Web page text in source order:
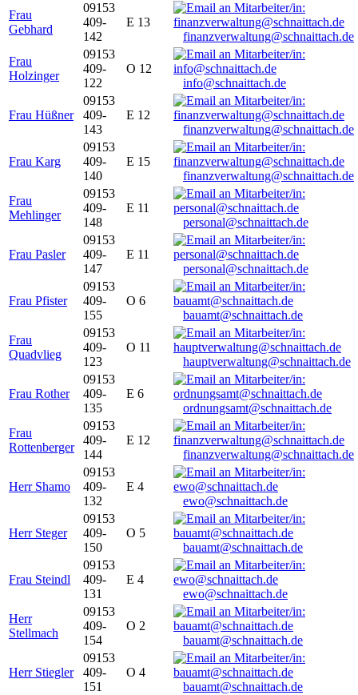
Frau
Gebhard
09153
409-
142
E 13
finanzverwaltung@schnaittach.de
Frau
Holzinger
09153
409-
122
O 12
info@schnaittach.de
Frau Hüßner
09153
409-
143
E 12
finanzverwaltung@schnaittach.de
Frau Karg
09153
409-
140
E 15
finanzverwaltung@schnaittach.de
Frau
Mehlinger
09153
409-
148
E 11
personal@schnaittach.de
Frau Pasler
09153
409-
147
E 11
personal@schnaittach.de
Frau Pfister
09153
409-
155
O 6
bauamt@schnaittach.de
Frau
Quadvlieg
09153
409-
123
O 11
hauptverwaltung@schnaittach.de
Frau Rother
09153
409-
135
E 6
ordnungsamt@schnaittach.de
Frau
Rottenberger
09153
409-
144
E 12
finanzverwaltung@schnaittach.de
Herr Shamo
09153
409-
132
E 4
ewo@schnaittach.de
Herr Steger
09153
409-
150
O 5
bauamt@schnaittach.de
Frau Steindl
09153
409-
131
E 4
ewo@schnaittach.de
Herr
Stellmach
09153
409-
154
O 2
bauamt@schnaittach.de
Herr Stiegler
09153
409-
151
O 4
bauamt@schnaittach.de